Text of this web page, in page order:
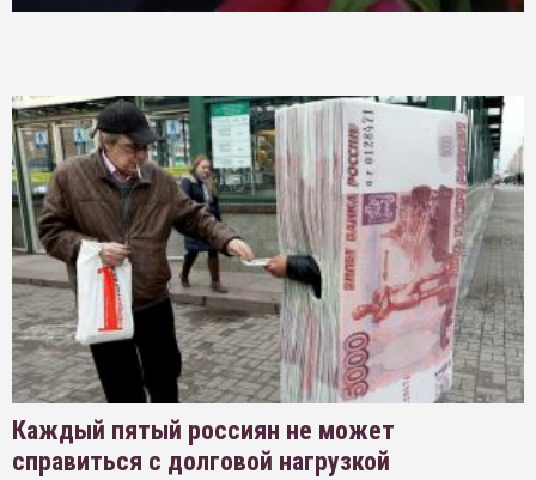
Каждый пятый россиян не может
справиться с долговой нагрузкой